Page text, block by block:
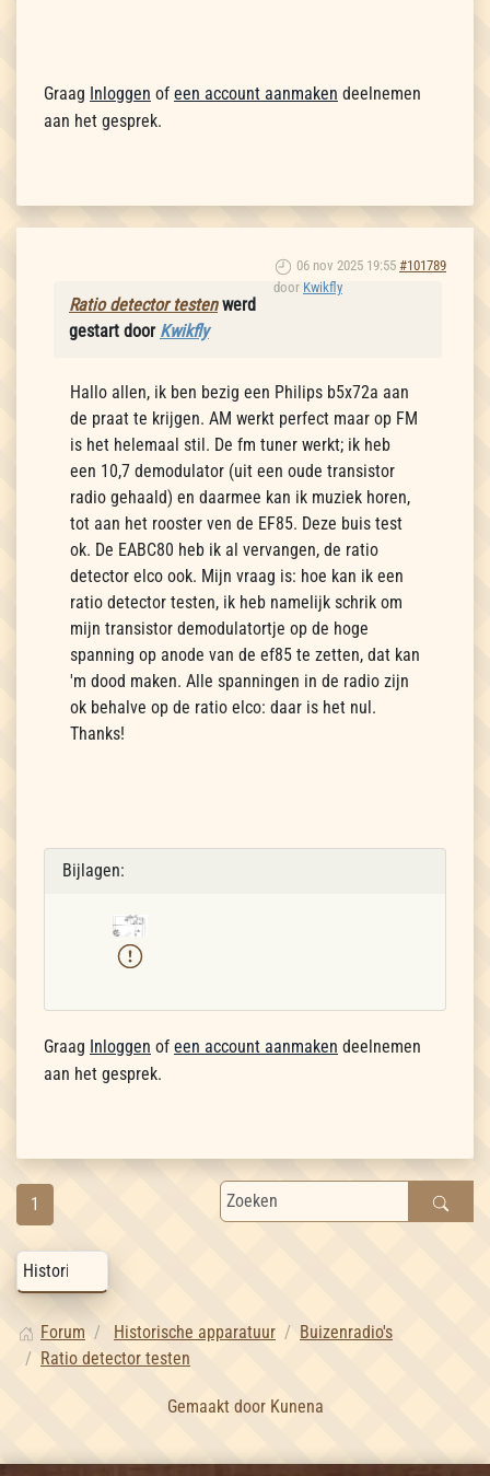
Graag Inloggen of een account aanmaken deelnemen
aan het gesprek.
06 nov 2025 19:55 #101789
door Kwikfly
Ratio detector testenwerd
gestart door Kwikfly
Hallo allen, ik ben bezig een Philips b5x72a aan
de praat te krijgen. AM werkt perfect maar op FM
is het helemaal stil. De fm tuner werkt; ik heb
een 10,7 demodulator (uit een oude transistor
radio gehaald) en daarmee kan ik muziek horen,
tot aan het rooster ven de EF85. Deze buis test
ok. De EABC80 heb ik al vervangen, de ratio
detector elco ook. Mijn vraag is: hoe kan ik een
ratio detector testen, ik heb namelijk schrik om
mijn transistor demodulatortje op de hoge
spanning op anode van de ef85 te zetten, dat kan
'm dood maken. Alle spanningen in de radio zijn
ok behalve op de ratio elco: daar is het nul.
Thanks!
Bijlagen:
Graag Inloggen of een account aanmaken deelnemen
aan het gesprek.
1
Forum Historische apparatuur
Buizenradio's
Ratio detector testen
Gemaakt door Kunena